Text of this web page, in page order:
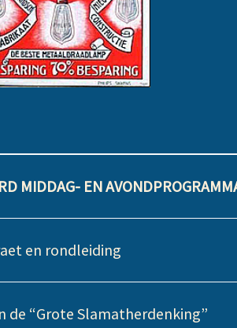
MIDDAG- EN
en rondleiding
de “Grote Slamatherdenking”